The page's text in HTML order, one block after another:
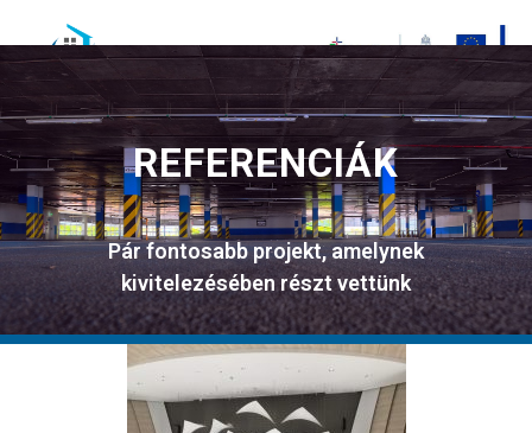
REFERENCIÁK
Pár fontosabb projekt, amelynek
kivitelezésében részt vettünk